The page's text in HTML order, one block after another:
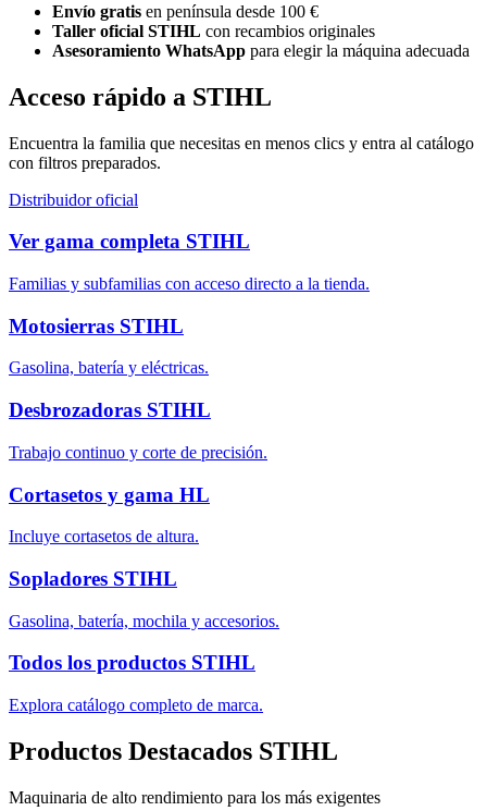
Envío gratis en península desde 100 €
Taller oficial STIHL con recambios originales
Asesoramiento WhatsApp para elegir la máquina adecuada
Acceso rápido a STIHL
Encuentra la familia que necesitas en menos clics y entra al catálogo
con filtros preparados.
Distribuidor oficial
Ver gama completa STIHL
Familias y subfamilias con acceso directo a la tienda.
Motosierras STIHL
Gasolina, batería y eléctricas.
Desbrozadoras STIHL
Trabajo continuo y corte de precisión.
Cortasetos y gama HL
Incluye cortasetos de altura.
Sopladores STIHL
Gasolina, batería, mochila y accesorios.
Todos los productos STIHL
Explora catálogo completo de marca.
Productos Destacados STIHL
Maquinaria de alto rendimiento para los más exigentes